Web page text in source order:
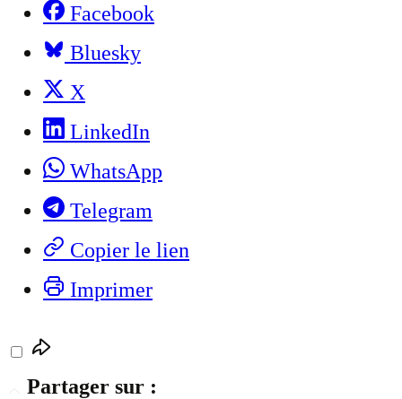
Facebook
Bluesky
X
LinkedIn
WhatsApp
Telegram
Copier le lien
Imprimer
Partager sur :